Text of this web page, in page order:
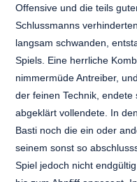
Offensive und die teils
Schlussmanns
langsam schwanden,
Spiels. Eine herrliche
nimmermüde Antreiber,
der feinen Technik,
abgeklärt vollendete. In
Basti noch die ein oder
seinem sonst so
Spiel jedoch nicht